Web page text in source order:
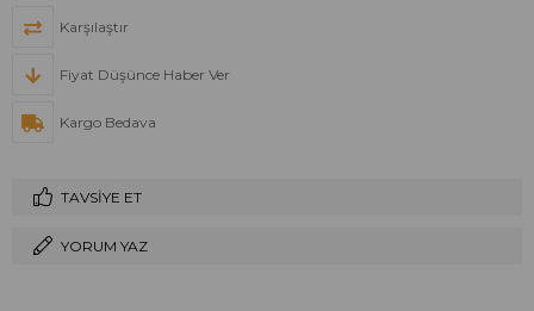
Karşılaştır
Fiyat Düşünce Haber Ver
Kargo Bedava
TAVSIYE ET
YORUM YAZ